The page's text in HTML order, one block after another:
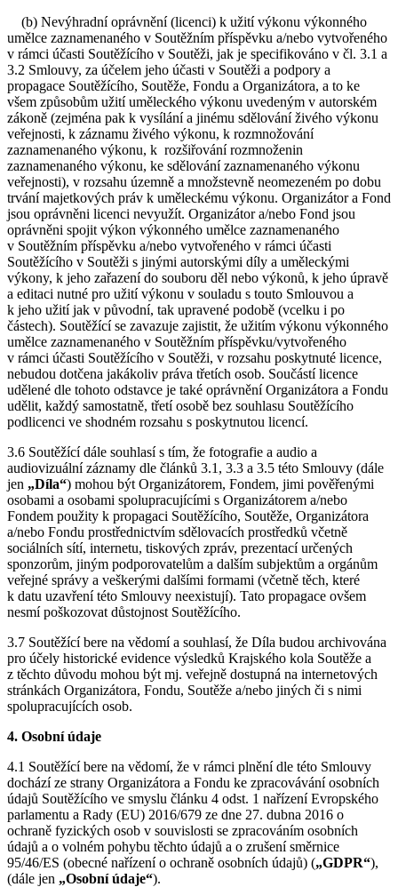
(b) Nevýhradní oprávnění (licenci) k užití výkonu výkonného
umělce zaznamenaného v Soutěžním příspěvku a/nebo vytvořeného
v rámci účasti Soutěžícího v Soutěži, jak je specifikováno v čl. 3.1 a
3.2 Smlouvy, za účelem jeho účasti v Soutěži a podpory a
propagace Soutěžícího, Soutěže, Fondu a Organizátora, a to ke
všem způsobům užití uměleckého výkonu uvedeným v autorském
zákoně (zejména pak k vysílání a jinému sdělování živého výkonu
veřejnosti, k záznamu živého výkonu, k rozmnožování
zaznamenaného výkonu, k rozšiřování rozmnoženin
zaznamenaného výkonu, ke sdělování zaznamenaného výkonu
veřejnosti), v rozsahu územně a množstevně neomezeném po dobu
trvání majetkových práv k uměleckému výkonu. Organizátor a Fond
jsou oprávněni licenci nevyužít. Organizátor a/nebo Fond jsou
oprávněni spojit výkon výkonného umělce zaznamenaného
v Soutěžním příspěvku a/nebo vytvořeného v rámci účasti
Soutěžícího v Soutěži s jinými autorskými díly a uměleckými
výkony, k jeho zařazení do souboru děl nebo výkonů, k jeho úpravě
a editaci nutné pro užití výkonu v souladu s touto Smlouvou a
k jeho užití jak v původní, tak upravené podobě (vcelku i po
částech). Soutěžící se zavazuje zajistit, že užitím výkonu výkonného
umělce zaznamenaného v Soutěžním příspěvku/vytvořeného
v rámci účasti Soutěžícího v Soutěži, v rozsahu poskytnuté licence,
nebudou dotčena jakákoliv práva třetích osob. Součástí licence
udělené dle tohoto odstavce je také oprávnění Organizátora a Fondu
udělit, každý samostatně, třetí osobě bez souhlasu Soutěžícího
podlicenci ve shodném rozsahu s poskytnutou licencí.
3.6 Soutěžící dále souhlasí s tím, že fotografie a audio a
audiovizuální záznamy dle článků 3.1, 3.3 a 3.5 této Smlouvy (dále
jen „Díla“) mohou být Organizátorem, Fondem, jimi pověřenými
osobami a osobami spolupracujícími s Organizátorem a/nebo
Fondem použity k propagaci Soutěžícího, Soutěže, Organizátora
a/nebo Fondu prostřednictvím sdělovacích prostředků včetně
sociálních sítí, internetu, tiskových zpráv, prezentací určených
sponzorům, jiným podporovatelům a dalším subjektům a orgánům
veřejné správy a veškerými dalšími formami (včetně těch, které
k datu uzavření této Smlouvy neexistují). Tato propagace ovšem
nesmí poškozovat důstojnost Soutěžícího.
3.7 Soutěžící bere na vědomí a souhlasí, že Díla budou archivována
pro účely historické evidence výsledků Krajského kola Soutěže a
z těchto důvodu mohou být mj. veřejně dostupná na internetových
stránkách Organizátora, Fondu, Soutěže a/nebo jiných či s nimi
spolupracujících osob.
4. Osobní údaje
4.1 Soutěžící bere na vědomí, že v rámci plnění dle této Smlouvy
dochází ze strany Organizátora a Fondu ke zpracovávání osobních
údajů Soutěžícího ve smyslu článku 4 odst. 1 nařízení Evropského
parlamentu a Rady (EU) 2016/679 ze dne 27. dubna 2016 o
ochraně fyzických osob v souvislosti se zpracováním osobních
údajů a o volném pohybu těchto údajů a o zrušení směrnice
95/46/ES (obecné nařízení o ochraně osobních údajů) („GDPR“),
(dále jen „Osobní údaje“).